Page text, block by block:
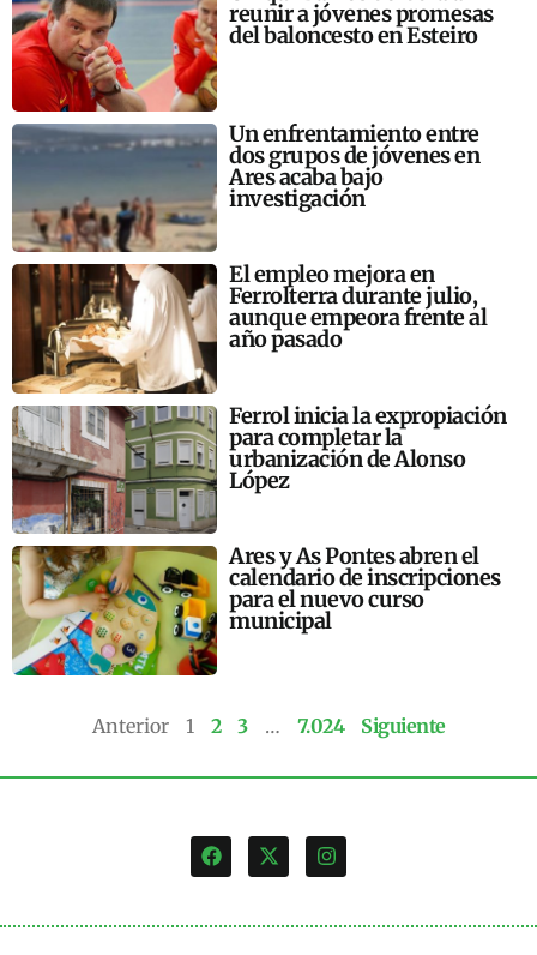
reunir a jóvenes promesas
del baloncesto en Esteiro
Un enfrentamiento entre
dos grupos de jóvenes en
Ares acaba bajo
investigación
El empleo mejora en
Ferrolterra durante julio,
aunque empeora frente al
año pasado
Ferrol inicia la expropiación
para completar la
urbanización de Alonso
López
Ares y As Pontes abren el
calendario de inscripciones
para el nuevo curso
municipal
Anterior 1 2 3 … 7.024 Siguiente